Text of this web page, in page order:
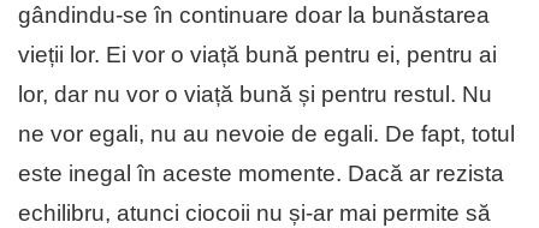
gândindu-se în continuare doar la bunăstarea
vieții lor. Ei vor o viață bună pentru ei, pentru ai
lor, dar nu vor o viață bună și pentru restul. Nu
ne vor egali, nu au nevoie de egali. De fapt, totul
este inegal în aceste momente. Dacă ar rezista
echilibru, atunci ciocoii nu și-ar mai permite să